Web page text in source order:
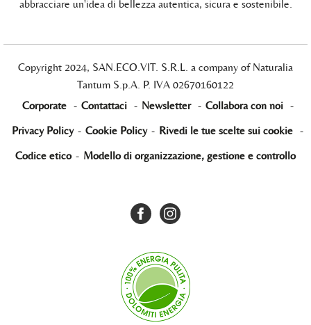
abbracciare un'idea di bellezza autentica, sicura e sostenibile.
Copyright 2024, SAN.ECO.VIT. S.R.L. a company of Naturalia
Tantum S.p.A. P. IVA 02670160122
Corporate - Contattaci - Newsletter - Collabora con noi -
Privacy Policy - Cookie Policy - Rivedi le tue scelte sui cookie -
Codice etico - Modello di organizzazione, gestione e controllo